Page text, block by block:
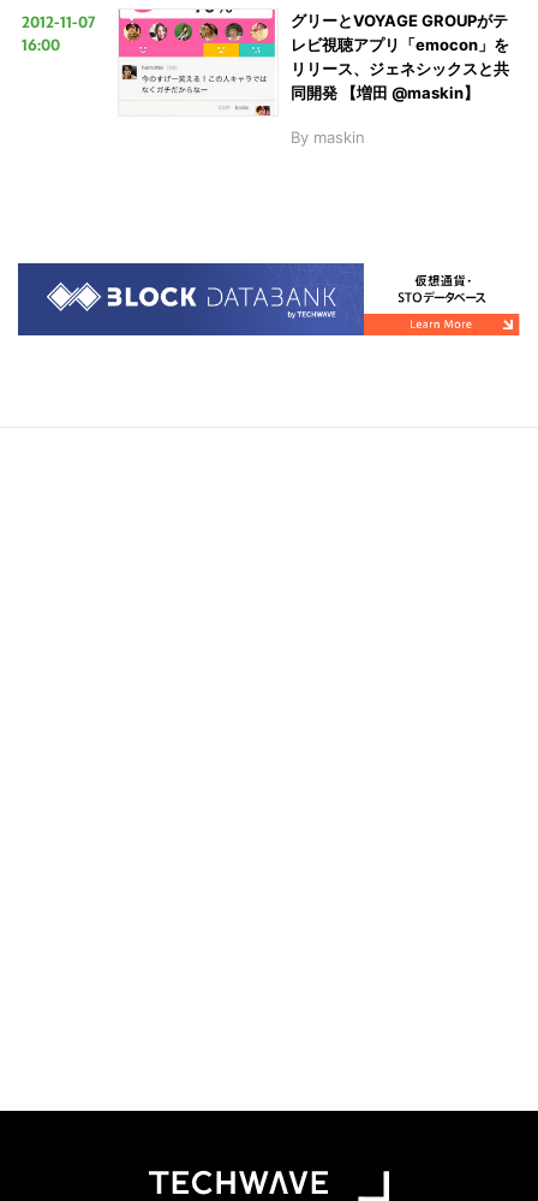
2012-11-07
16:00
グリーとVOYAGE GROUPがテ
レビ視聴アプリ「emocon」を
リリース、ジェネシックスと共
同開発 【増田 @maskin】
By maskin